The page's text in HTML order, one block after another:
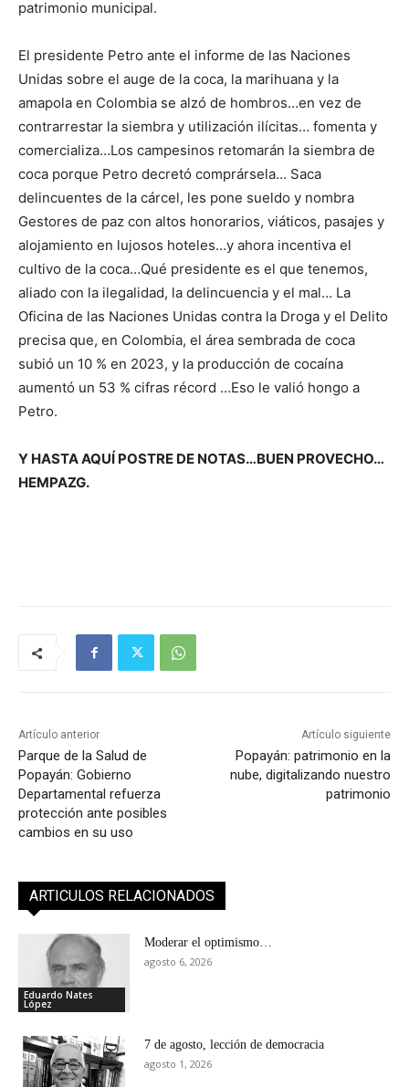
patrimonio municipal.
El presidente Petro ante el informe de las Naciones
Unidas sobre el auge de la coca, la marihuana y la
amapola en Colombia se alzó de hombros…en vez de
contrarrestar la siembra y utilización ilícitas… fomenta y
comercializa…Los campesinos retomarán la siembra de
coca porque Petro decretó comprársela… Saca
delincuentes de la cárcel, les pone sueldo y nombra
Gestores de paz con altos honorarios, viáticos, pasajes y
alojamiento en lujosos hoteles…y ahora incentiva el
cultivo de la coca…Qué presidente es el que tenemos,
aliado con la ilegalidad, la delincuencia y el mal… La
Oficina de las Naciones Unidas contra la Droga y el Delito
precisa que, en Colombia, el área sembrada de coca
subió un 10 % en 2023, y la producción de cocaína
aumentó un 53 % cifras récord …Eso le valió hongo a
Petro.
Y HASTA AQUÍ POSTRE DE NOTAS…BUEN PROVECHO…
HEMPAZG.
Artículo anterior
Parque de la Salud de
Popayán: Gobierno
Departamental refuerza
protección ante posibles
cambios en su uso
Artículo siguiente
Popayán: patrimonio en la
nube, digitalizando nuestro
patrimonio
ARTICULOS RELACIONADOS
Eduardo Nates
López
Moderar el optimismo…
agosto 6, 2026
7 de agosto, lección de democracia
agosto 1, 2026